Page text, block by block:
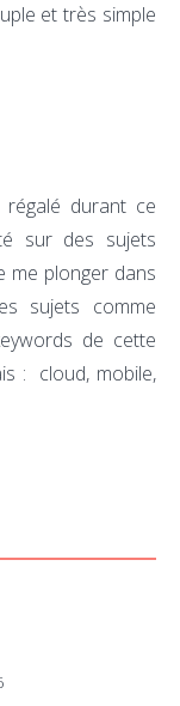
et très simple
durant ce
sur des sujets
me plonger dans
sujets comme
de cette
: cloud, mobile,